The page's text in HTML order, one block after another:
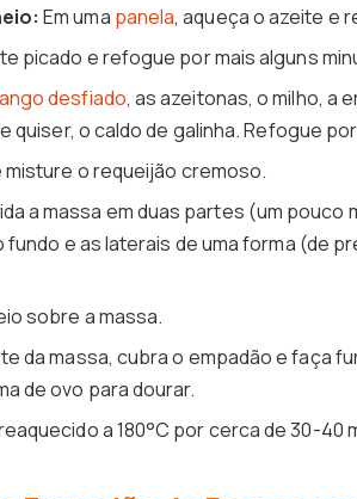
Em uma panela, aqueça o azeite e
picado e refogue por mais alguns
desfiado, as azeitonas, o milho, a
quiser, o caldo de galinha. Refogue
o requeijão cremoso.
a massa em duas partes (um pouco
fundo e as laterais de uma forma (de
sobre a massa.
da massa, cubra o empadão e faça
de ovo para dourar.
a 180°C por cerca de 30-40